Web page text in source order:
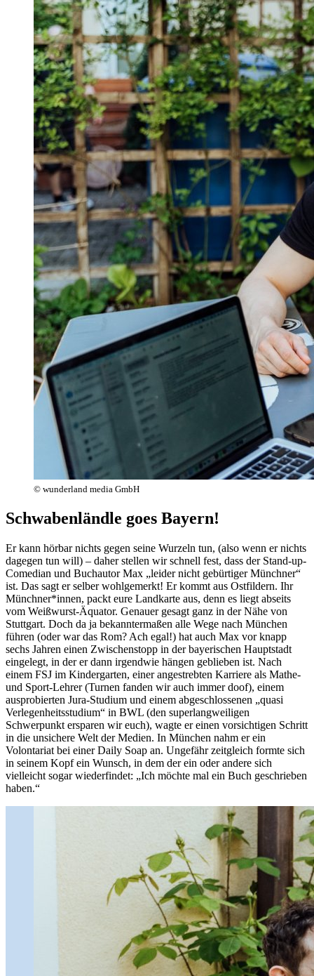
© wunderland media GmbH
Schwabenländle goes Bayern!
Er kann hörbar nichts gegen seine Wurzeln tun, (also wenn er nichts
dagegen tun will) – daher stellen wir schnell fest, dass der Stand-up-
Comedian und Buchautor Max „leider nicht gebürtiger Münchner“
ist. Das sagt er selber wohlgemerkt! Er kommt aus Ostfildern. Ihr
Münchner*innen, packt eure Landkarte aus, denn es liegt abseits
vom Weißwurst-Äquator. Genauer gesagt ganz in der Nähe von
Stuttgart. Doch da ja bekanntermaßen alle Wege nach München
führen (oder war das Rom? Ach egal!) hat auch Max vor knapp
sechs Jahren einen Zwischenstopp in der bayerischen Hauptstadt
eingelegt, in der er dann irgendwie hängen geblieben ist. Nach
einem FSJ im Kindergarten, einer angestrebten Karriere als Mathe-
und Sport-Lehrer (Turnen fanden wir auch immer doof), einem
ausprobierten Jura-Studium und einem abgeschlossenen „quasi
Verlegenheitsstudium“ in BWL (den superlangweiligen
Schwerpunkt ersparen wir euch), wagte er einen vorsichtigen Schritt
in die unsichere Welt der Medien. In München nahm er ein
Volontariat bei einer Daily Soap an. Ungefähr zeitgleich formte sich
in seinem Kopf ein Wunsch, in dem der ein oder andere sich
vielleicht sogar wiederfindet: „Ich möchte mal ein Buch geschrieben
haben.“